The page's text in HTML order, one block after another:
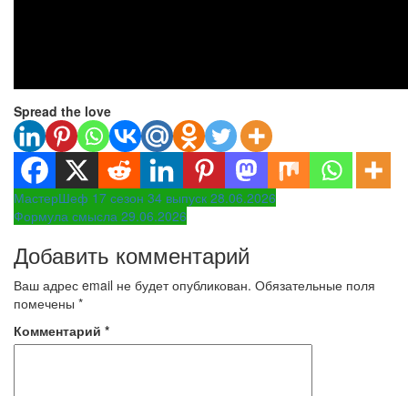
Spread the love
Навигация
по
записям
МастерШеф 17 сезон 34 выпуск 28.06.2026
Формула смысла 29.06.2026
Добавить комментарий
Ваш адрес email не будет опубликован. Обязательные поля
помечены *
Комментарий *